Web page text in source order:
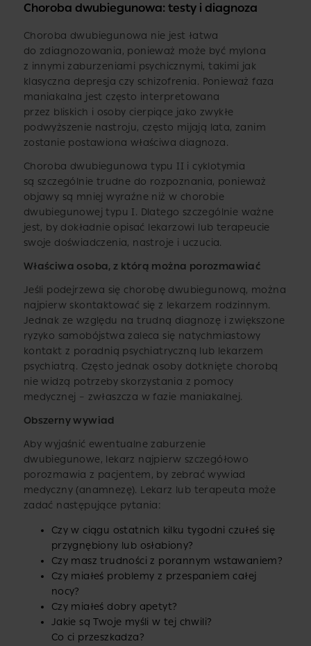
Choroba dwubiegunowa: testy i diagnoza
Choroba dwubiegunowa nie jest łatwa
do zdiagnozowania, ponieważ może być mylona
z innymi zaburzeniami psychicznymi, takimi jak
klasyczna depresja czy schizofrenia. Ponieważ faza
maniakalna jest często interpretowana
przez bliskich i osoby cierpiące jako zwykłe
podwyższenie nastroju, często mijają lata, zanim
zostanie postawiona właściwa diagnoza.
Choroba dwubiegunowa typu II i cyklotymia
są szczególnie trudne do rozpoznania, ponieważ
objawy są mniej wyraźne niż w chorobie
dwubiegunowej typu I. Dlatego szczególnie ważne
jest, by dokładnie opisać lekarzowi lub terapeucie
swoje doświadczenia, nastroje i uczucia.
Właściwa osoba, z którą można porozmawiać
Jeśli podejrzewa się chorobę dwubiegunową, można
najpierw skontaktować się z lekarzem rodzinnym.
Jednak ze względu na trudną diagnozę i zwiększone
ryzyko samobójstwa zaleca się natychmiastowy
kontakt z poradnią psychiatryczną lub lekarzem
psychiatrą. Często jednak osoby dotknięte chorobą
nie widzą potrzeby skorzystania z pomocy
medycznej – zwłaszcza w fazie maniakalnej.
Obszerny wywiad
Aby wyjaśnić ewentualne zaburzenie
dwubiegunowe, lekarz najpierw szczegółowo
porozmawia z pacjentem, by zebrać wywiad
medyczny (anamnezę). Lekarz lub terapeuta może
zadać następujące pytania:
Czy w ciągu ostatnich kilku tygodni czułeś się
przygnębiony lub osłabiony?
Czy masz trudności z porannym wstawaniem?
Czy miałeś problemy z przespaniem całej
nocy?
Czy miałeś dobry apetyt?
Jakie są Twoje myśli w tej chwili?
Co ci przeszkadza?